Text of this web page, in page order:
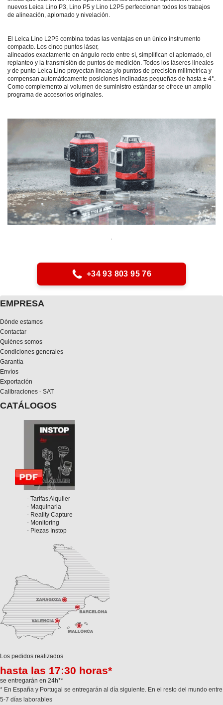
nuevos Leica Lino P3, Lino P5 y Lino L2P5 perfeccionan todos los trabajos
de alineación, aplomado y nivelación.
El Leica Lino L2P5 combina todas las ventajas en un único instrumento
compacto. Los cinco puntos láser,
alineados exactamente en ángulo recto entre sí, simplifican el aplomado, el
replanteo y la transmisión de puntos de medición. Todos los láseres lineales
y de punto Leica Lino proyectan líneas y/o puntos de precisión milimétrica y
compensan automáticamente posiciones inclinadas pequeñas de hasta ± 4°.
Como complemento al volumen de suministro estándar se ofrece un amplio
programa de accesorios originales.
+34 93 803 95 76
EMPRESA
Dónde estamos
Contactar
Quiénes somos
Condiciones generales
Garantía
Envíos
Exportación
Calibraciones - SAT
CATÁLOGOS
- Tarifas Alquiler
- Maquinaria
- Reality Capture
- Monitoring
- Piezas Instop
Los pedidos realizados
hasta las 17:30 horas*
se entregarán en 24h**
* En España y Portugal se entregarán al día siguiente. En el resto del mundo entre
5-7 días laborables